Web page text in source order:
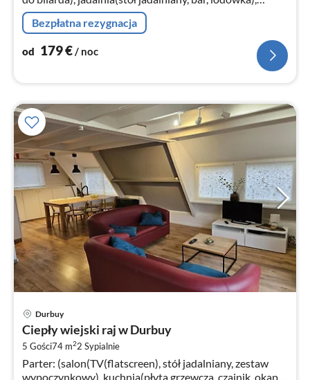
kuchnia(czajnik, czajnik, kuchenka(elektryczny),
kuchenka(elektryczny)
Bezpłatna rezygnacja
od 179€/ noc
Durbuy
Ciepły wiejski raj w Durbuy
5 Gości74 m22 Sypialnie
Parter: (salon(TV(flatscreen), stół jadalniany, zestaw
wypoczynkowy), kuchnia(płyta grzewcza, czajnik, okap,